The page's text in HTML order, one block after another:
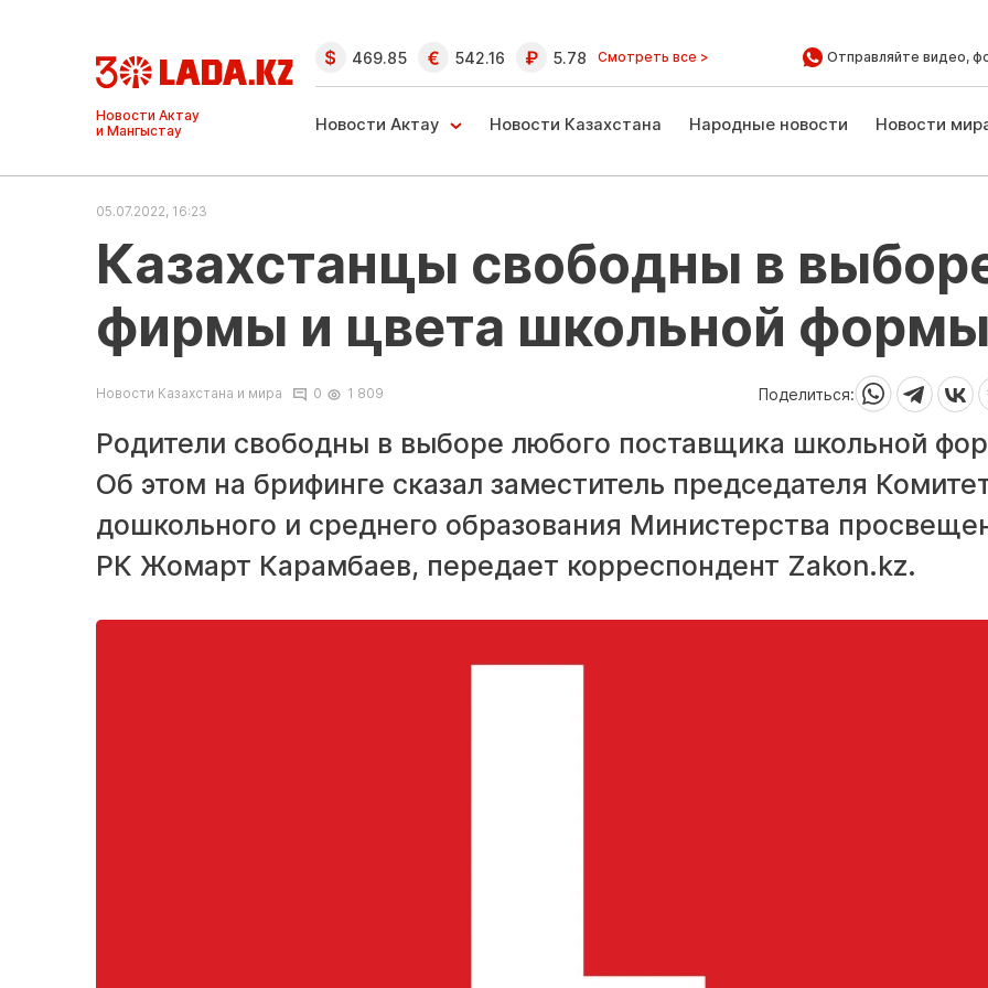
Ақтау және
Манғыстау
жаңалықтары
469.85 542.16 5.78 Смотреть все > Отправляйте видео,
Новости Актау Новости Казахстана Народные новости Новости
05.07.2022, 16:23
Казахстанцы свободны в
фирмы и цвета школьной
Новости Казахстана и мира 0 1 809 Поделиться:
Родители свободны в выборе любого поставщика школьной
Об этом на брифинге сказал заместитель председателя
дошкольного и среднего образования Министерства
РК Жомарт Карамбаев, передает корреспондент Zakon.kz.